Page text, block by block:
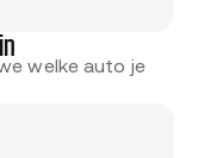
welke auto je